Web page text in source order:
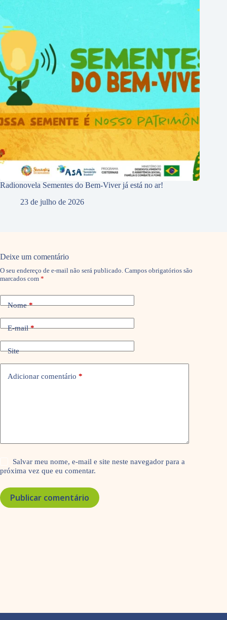
Radionovela Sementes do Bem-Viver já está no ar!
23 de julho de 2026
Deixe um comentário
O seu endereço de e-mail não será publicado. Campos obrigatórios são
marcados com *
Nome*
E-mail*
Site
Adicionar comentário *
Salvar meu nome, e-mail e site neste navegador para a
próxima vez que eu comentar.
Publicar comentário